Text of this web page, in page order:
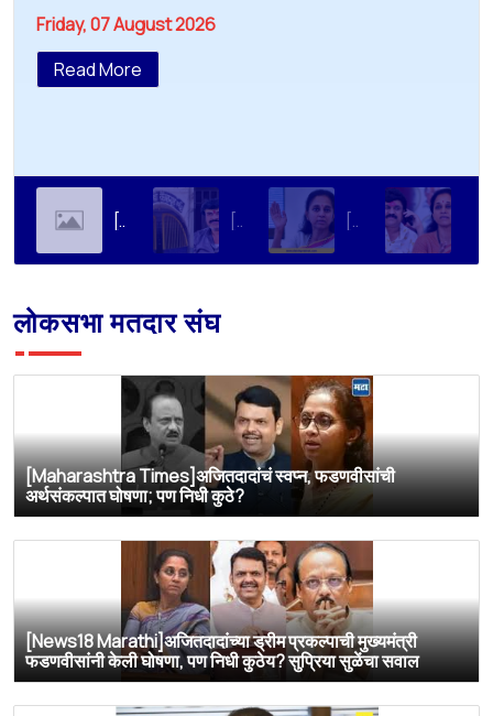
Friday, 07 August 2026
Read More
[Soha Ali Khan]Supriya Sule on Family, Power & Politics | Soha Ali Khan | Supriya Sule | All About Her [Loksatta]संतोष देशमुख हत्या प्रकरण : वाल्मिक कराडची रवानगी नागपूर कारागृहात करण्याची सुप्रिया सुळेंची मागणी [Dainik Prabhat]‘वाल्मिक कराडला बीड कारागृहातून नागपूरला हलवा’; सुप्रिया सुळेंची मुख्यमंत्र्यांकडे मोठी मागणी
लोकसभा मतदार संघ
[Maharashtra Times]अजितदादांचं स्वप्न, फडणवीसांची
अर्थसंकल्पात घोषणा; पण निधी कुठे?
[News18 Marathi]अजितदादांच्या ड्रीम प्रकल्पाची मुख्यमंत्री
फडणवीसांनी केली घोषणा, पण निधी कुठेय? सुप्रिया सुळेंचा सवाल